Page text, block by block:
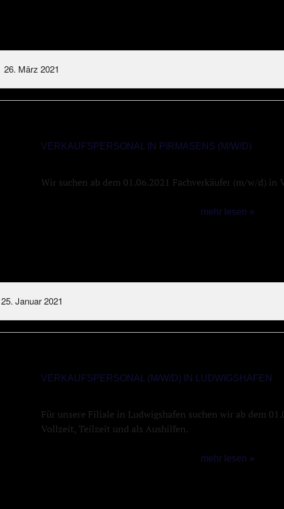
26. März 2021
VERKAUFSPERSONAL IN PIRMASENS (M/W/D)
Wir suchen ab dem 01.06.2021 Fachverkäufer (m/w/d)
mehr lesen »
25. Januar 2021
VERKAUFSPERSONAL (M/W/D) IN LUDWIGSHAFEN
Für unsere Filiale in Ludwigshafen suchen wir ab dem
Vollzeit, Teilzeit und als Aushilfen.
mehr lesen »